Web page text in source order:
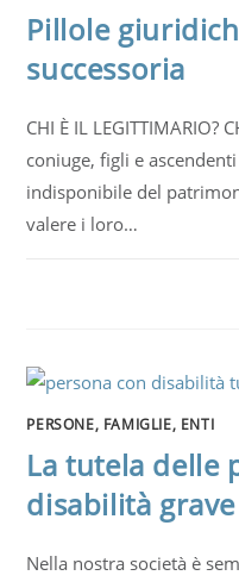
Pillole
successoria
CHI È IL LEGITTIMARIO?
coniuge, figli e
indisponibile del
valere i loro…
PERSONE, FAMIGLIE, ENTI
La tutela delle
disabilità grave
Nella nostra società è